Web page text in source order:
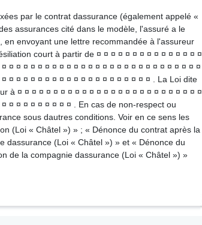
par le contrat dassurance (également appelé «
assurances cité dans le modèle, l'assuré a le
envoyant une lettre recommandée à l'assureur
court à partir de ¤ ¤ ¤ ¤ ¤ ¤ ¤ ¤ ¤ ¤ ¤ ¤ ¤ ¤ ¤
¤ ¤ ¤ ¤ ¤ ¤ ¤ ¤ ¤ ¤ ¤ ¤ ¤ ¤ ¤ ¤ ¤ ¤ ¤ ¤ ¤ ¤ ¤ ¤ ¤ ¤ ¤
¤ ¤ ¤ ¤ ¤ ¤ ¤ ¤ ¤ ¤ ¤ ¤ ¤ ¤ ¤ ¤ ¤ ¤ ¤ ¤ . La Loi dite
à ¤ ¤ ¤ ¤ ¤ ¤ ¤ ¤ ¤ ¤ ¤ ¤ ¤ ¤ ¤ ¤ ¤ ¤ ¤ ¤ ¤ ¤ ¤ ¤ ¤ ¤
¤ ¤ ¤ ¤ ¤ ¤ ¤ ¤ ¤ . En cas de non-respect ou
sous dautres conditions. Voir en ce sens les
(Loi « Châtel ») » ; « Dénonce du contrat après la
dassurance (Loi « Châtel ») » et « Dénonce du
de la compagnie dassurance (Loi « Châtel ») »